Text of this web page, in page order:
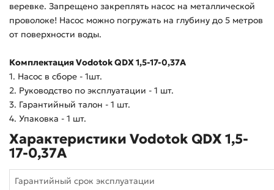
веревке. Запрещено закреплять насос на металлической
проволоке! Насос можно погружать на глубину до 5 метров
от поверхности воды.
Комплектация Vodotok QDX 1,5-17-0,37А
1. Насос в сборе - 1шт.
2. Руководство по эксплуатации - 1 шт.
3. Гарантийный талон - 1 шт.
4. Упаковка - 1 шт.
Характеристики Vodotok QDX 1,5-
17-0,37А
Гарантийный срок эксплуатации